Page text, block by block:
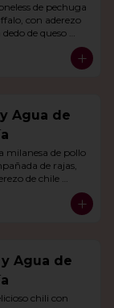
de pechuga
con aderezo
de queso
Con agua del día.
Agua de
milanesa de pollo
de rajas,
de chile
Agua de
chili con